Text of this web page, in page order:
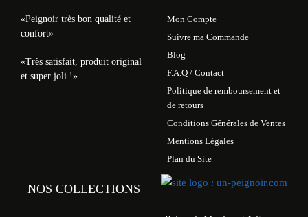
«Peignoir très bon qualité et
confort»
«Très satisfait, produit original
et super joli !»
Mon Compte
Suivre ma Commande
Blog
F.A.Q / Contact
Politique de remboursement et
de retours
Conditions Générales de Ventes
Mentions Légales
Plan du Site
NOS COLLECTIONS